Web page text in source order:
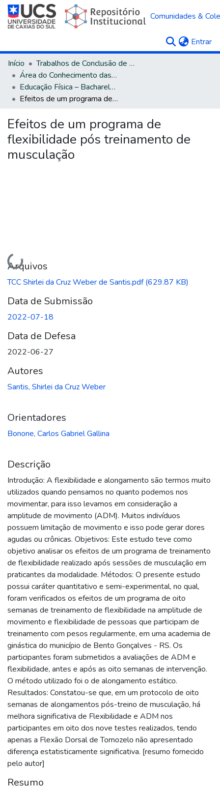
Comunidades &
Entrar
Início
Trabalhos de Conclusão de Curso
Área do Conhecimento das Ciências da Saúde
Educação Física – Bacharelado
Efeitos de um programa de flexibilidade pós treinamento de musculação
Efeitos de um programa de
flexibilidade pós treinamento de
musculação
Carregando...
Arquivos
TCC Shirlei da Cruz Weber de Santis.pdf(629.87 KB)
Data de Submissão
2022-07-18
Data de Defesa
2022-06-27
Autores
Santis, Shirlei da Cruz Weber
Orientadores
Bonone, Carlos Gabriel Gallina
Descrição
Introdução: A flexibilidade e alongamento são termos muito
utilizados quando pensamos no quanto podemos nos
movimentar, para isso levamos em consideração a
amplitude de movimento (ADM). Muitos indivíduos
possuem limitação de movimento e isso pode gerar dores
agudas ou crônicas. Objetivos: Este estudo teve como
objetivo analisar os efeitos de um programa de treinamento
de flexibilidade realizado após sessões de musculação em
praticantes da modalidade. Métodos: O presente estudo
possui caráter quantitativo e semi-experimental, no qual,
foram verificados os efeitos de um programa de oito
semanas de treinamento de flexibilidade na amplitude de
movimento e flexibilidade de pessoas que participam de
treinamento com pesos regularmente, em uma academia de
ginástica do município de Bento Gonçalves - RS. Os
participantes foram submetidos a avaliações de ADM e
flexibilidade, antes e após as oito semanas de intervenção.
O método utilizado foi o de alongamento estático.
Resultados: Constatou-se que, em um protocolo de oito
semanas de alongamentos pós-treino de musculação, há
melhora significativa de Flexibilidade e ADM nos
participantes em oito dos nove testes realizados, tendo
apenas a Flexão Dorsal de Tornozelo não apresentado
diferença estatisticamente significativa. [resumo fornecido
pelo autor]
Resumo